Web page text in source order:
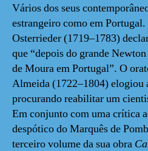
Vários dos seus
estrangeiro como em
Osterrieder (1719–1783)
que “depois do grande
de Moura em Portugal”. O
Almeida (1722–1804) elogiou
procurando reabilitar um
Em conjunto com uma crítica
despótico do Marquês de
terceiro volume da sua obra